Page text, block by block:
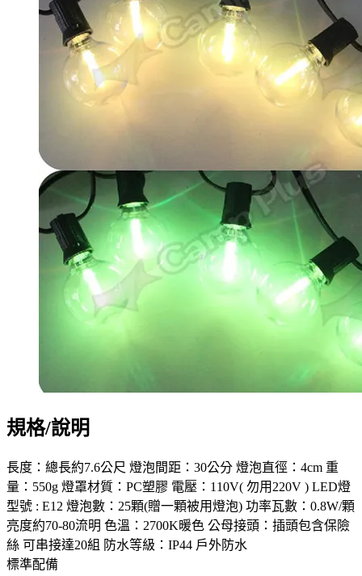
規格/說明
長度：總長約7.6公尺 燈泡間距：30公分 燈泡直徑：4cm 重
量：550g 燈罩材質：PC塑膠 電壓：110V( 勿用220V ) LED燈
型號 : E12 燈泡數：25顆(贈一顆被用燈泡) 功率瓦數：0.8W/顆
亮度約70-80流明 色溫：2700K暖色 公母接頭：插頭包含保險
絲 可串接達20組 防水等級：IP44 戶外防水
標準配備